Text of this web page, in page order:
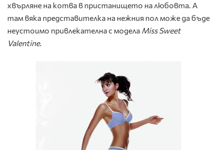
хвърляне на котва в пристанището на любовта. А
там вяка представителка на нежния пол може да бъде
неустоимо привлекателна с модела Miss Sweet
Valentine.